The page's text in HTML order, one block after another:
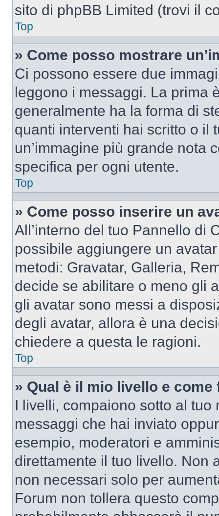
sito di phpBB Limited (trovi il
Top
» Come posso mostrare
Ci possono essere due
leggono i messaggi. La prima
generalmente ha la forma di
quanti interventi hai scritto o il
un’immagine più grande nota
specifica per ogni utente.
Top
» Come posso inserire un
All’interno del tuo Pannello di
possibile aggiungere un
metodi: Gravatar, Galleria,
decide se abilitare o meno gli
gli avatar sono messi a
degli avatar, allora è una
chiedere a questa le ragioni.
Top
» Qual è il mio livello e
I livelli, compaiono sotto al
messaggi che hai inviato
esempio, moderatori e
direttamente il tuo livello. Non
non necessari solo per
Forum non tollera questo